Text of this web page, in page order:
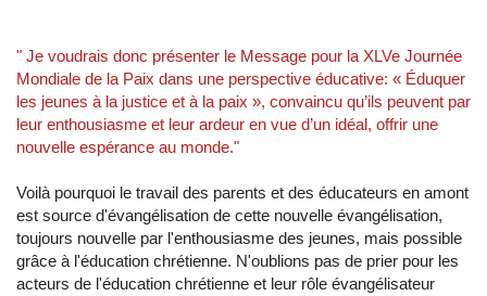
" Je voudrais donc présenter le Message pour la XLVe Journée
Mondiale de la Paix dans une perspective éducative: « Éduquer
les jeunes à la justice et à la paix », convaincu qu’ils peuvent par
leur enthousiasme et leur ardeur en vue d’un idéal, offrir une
nouvelle espérance au monde."
Voilà pourquoi le travail des parents et des éducateurs en amont
est source d'évangélisation de cette nouvelle évangélisation,
toujours nouvelle par l'enthousiasme des jeunes, mais possible
grâce à l'éducation chrétienne. N'oublions pas de prier pour les
acteurs de l'éducation chrétienne et leur rôle évangélisateur